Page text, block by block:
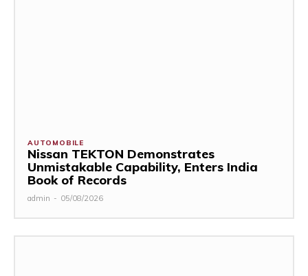
AUTOMOBILE
Nissan TEKTON Demonstrates
Unmistakable Capability, Enters India
Book of Records
admin - 05/08/2026